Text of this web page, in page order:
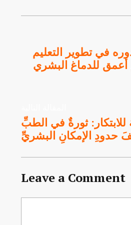
في تطوير التعليم
أعمق للدماغ البشري
للابتكار: ثورةٌ في الطبِّ
حدودِ الإمكانِ البشريِّ
Leave a Comment